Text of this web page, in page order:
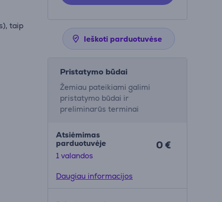
taip
Ieškoti parduotuvėse
Pristatymo būdai
Žemiau pateikiami galimi
pristatymo būdai ir
preliminarūs terminai
Atsiėmimas
parduotuvėje
1 valandos
0 €
Daugiau informacijos